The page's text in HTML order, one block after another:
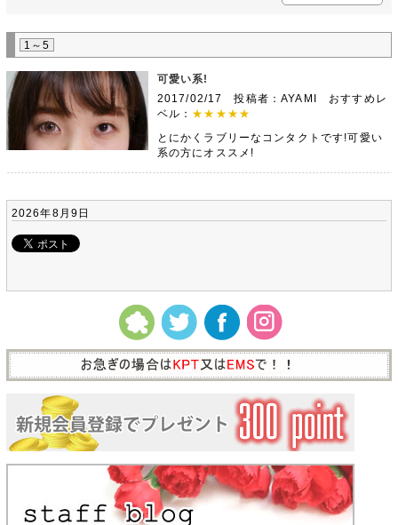
1～5
可愛い系!
2017/02/17 投稿者：AYAMI おすすめレ
ベル： ★★★★★
とにかくラブリーなコンタクトです!可愛い
系の方にオススメ!
2026年8月9日